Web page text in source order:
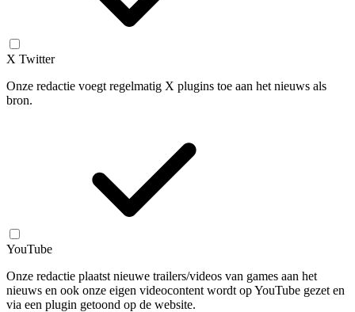
X Twitter
Onze redactie voegt regelmatig X plugins toe aan het nieuws als
bron.
YouTube
Onze redactie plaatst nieuwe trailers/videos van games aan het
nieuws en ook onze eigen videocontent wordt op YouTube gezet en
via een plugin getoond op de website.